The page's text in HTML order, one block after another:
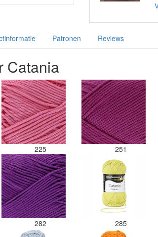
Patronen Reviews
Catania
225 251
282 285